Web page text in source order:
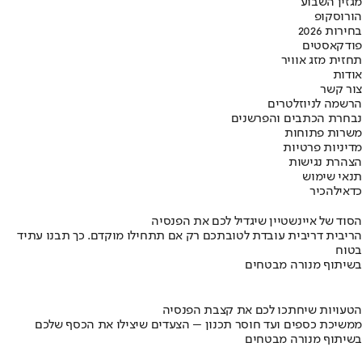
הורוסקופ
בחירות 2026
פודקאסטים
תחזית מזג אוויר
אודות
צור קשר
הרשמה לניוזלטרים
נבחרת הכתבים והפרשנים
משרות פתוחות
מדיניות פרטיות
הצהרת נגישות
תנאי שימוש
כדאילהכיר
הסוד של איינשטיין שיגדיל לכם את הפנסיה
הריבית דריבית עובדת לטובתכם רק אם תתחילו מוקדם. כך תבנו עתיד
בטוח
בשיתוף מנורה מבטחים
הטעויות שיחתכו לכם את קצבת הפנסיה
ממשיכת כספים ועד חוסר תכנון – הצעדים שיצילו את הכסף שלכם
בשיתוף מנורה מבטחים